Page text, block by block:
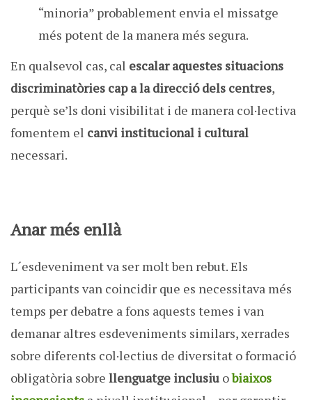
“minoria” probablement envia el missatge
més potent de la manera més segura.
En qualsevol cas, cal escalar aquestes situacions
discriminatòries cap a la direcció dels centres,
perquè se’ls doni visibilitat i de manera col·lectiva
fomentem el canvi institucional i cultural
necessari.
Anar més enllà
L´esdeveniment va ser molt ben rebut. Els
participants van coincidir que es necessitava més
temps per debatre a fons aquests temes i van
demanar altres esdeveniments similars, xerrades
sobre diferents col·lectius de diversitat o formació
obligatòria sobre llenguatge inclusiu obiaixos